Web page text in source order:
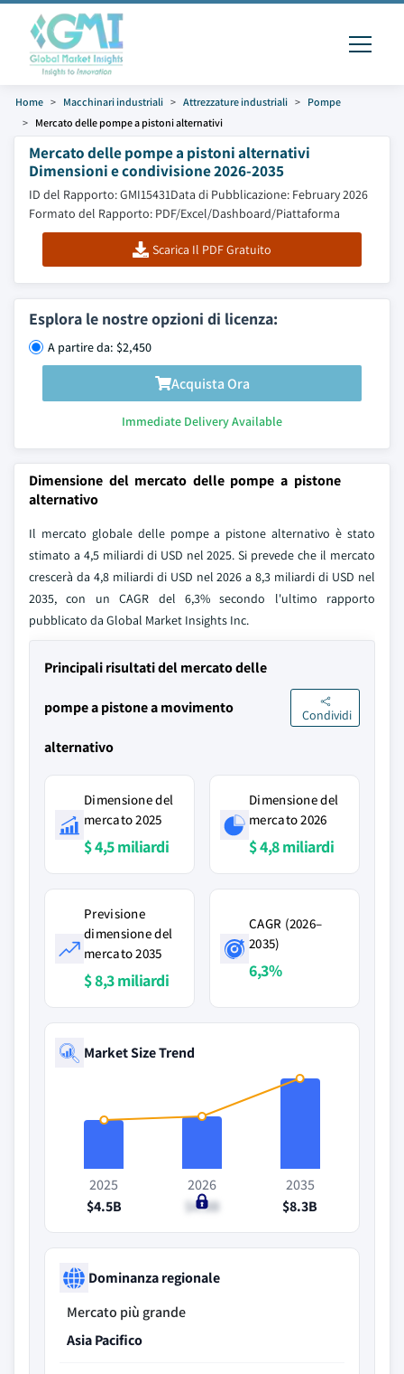
Home Macchinari industriali Attrezzature industriali
Pompe
Mercato delle pompe a pistoni alternativi
Mercato delle pompe a pistoni alternativi
Dimensioni e condivisione 2026-2035
ID del Rapporto: GMI15431Data di Pubblicazione: February 2026
Formato del Rapporto: PDF/Excel/Dashboard/Piattaforma
Scarica Il PDF Gratuito
Esplora le nostre opzioni di licenza:
A partire da: $2,450
Acquista Ora
Immediate Delivery Available
Dimensione del mercato delle pompe a pistone
alternativo
Il mercato globale delle pompe a pistone alternativo è stato
stimato a 4,5 miliardi di USD nel 2025. Si prevede che il mercato
crescerà da 4,8 miliardi di USD nel 2026 a 8,3 miliardi di USD nel
2035, con un CAGR del 6,3% secondo l'ultimo rapporto
pubblicato da Global Market Insights Inc.
Principali risultati del mercato delle
pompe a pistone a movimento
alternativo
Condividi
Dimensione del
mercato 2025
$ 4,5 miliardi
Dimensione del
mercato 2026
$ 4,8 miliardi
Previsione
dimensione del
mercato 2035
$ 8,3 miliardi
CAGR (2026–
2035)
6,3%
Market Size Trend
2025
$4.5B
2026
$4.8B
2035
$8.3B
Dominanza regionale
Mercato più grande
Asia Pacifico